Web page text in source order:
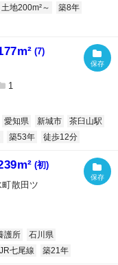
土地200m²～
築8年
(7)
1
愛知県 新城市
茶臼山駅
築53年 徒歩12分
(初)
散田ツ
護所
石川県
JR七尾線 築21年